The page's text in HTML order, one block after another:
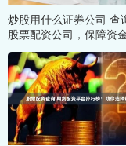
炒股用什么证券公司 查
股票配资公司，保障资